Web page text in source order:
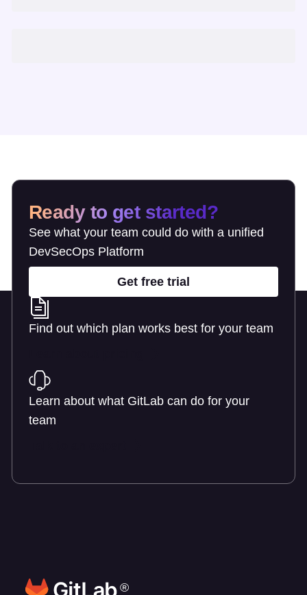
Ready to get started?
See what your team could do with a unified
DevSecOps Platform
Get free trial
Find out which plan works best for your team
Learn about what GitLab can do for your
team
®